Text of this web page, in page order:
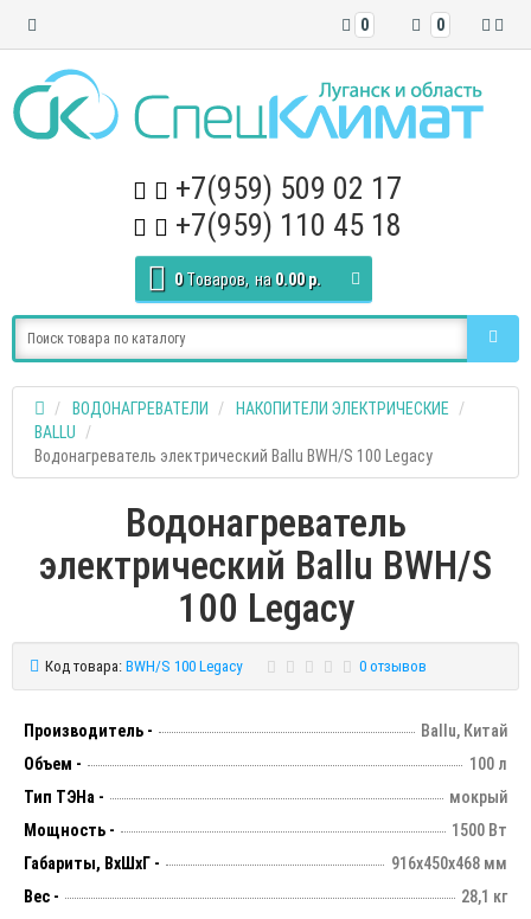
0
0
+7(959) 509 02 17
+7(959) 110 45 18
0 Tоваров, на 0.00 р.
ВОДОНАГРЕВАТЕЛИ
НАКОПИТЕЛИ ЭЛЕКТРИЧЕСКИЕ
BALLU
Водонагреватель электрический Ballu BWH/S 100 Legacy
Водонагреватель
электрический Ballu BWH/S
100 Legacy
Код товара: BWH/S 100 Legacy 0 отзывов
Производитель -
Ballu, Китай
Объем -
100 л
Тип ТЭНа -
мокрый
Мощность -
1500 Вт
Габариты, ВхШхГ -
916х450х468 мм
Вес -
28,1 кг